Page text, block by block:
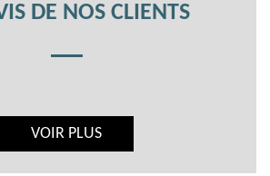
DE NOS CLIENTS
VOIR PLUS